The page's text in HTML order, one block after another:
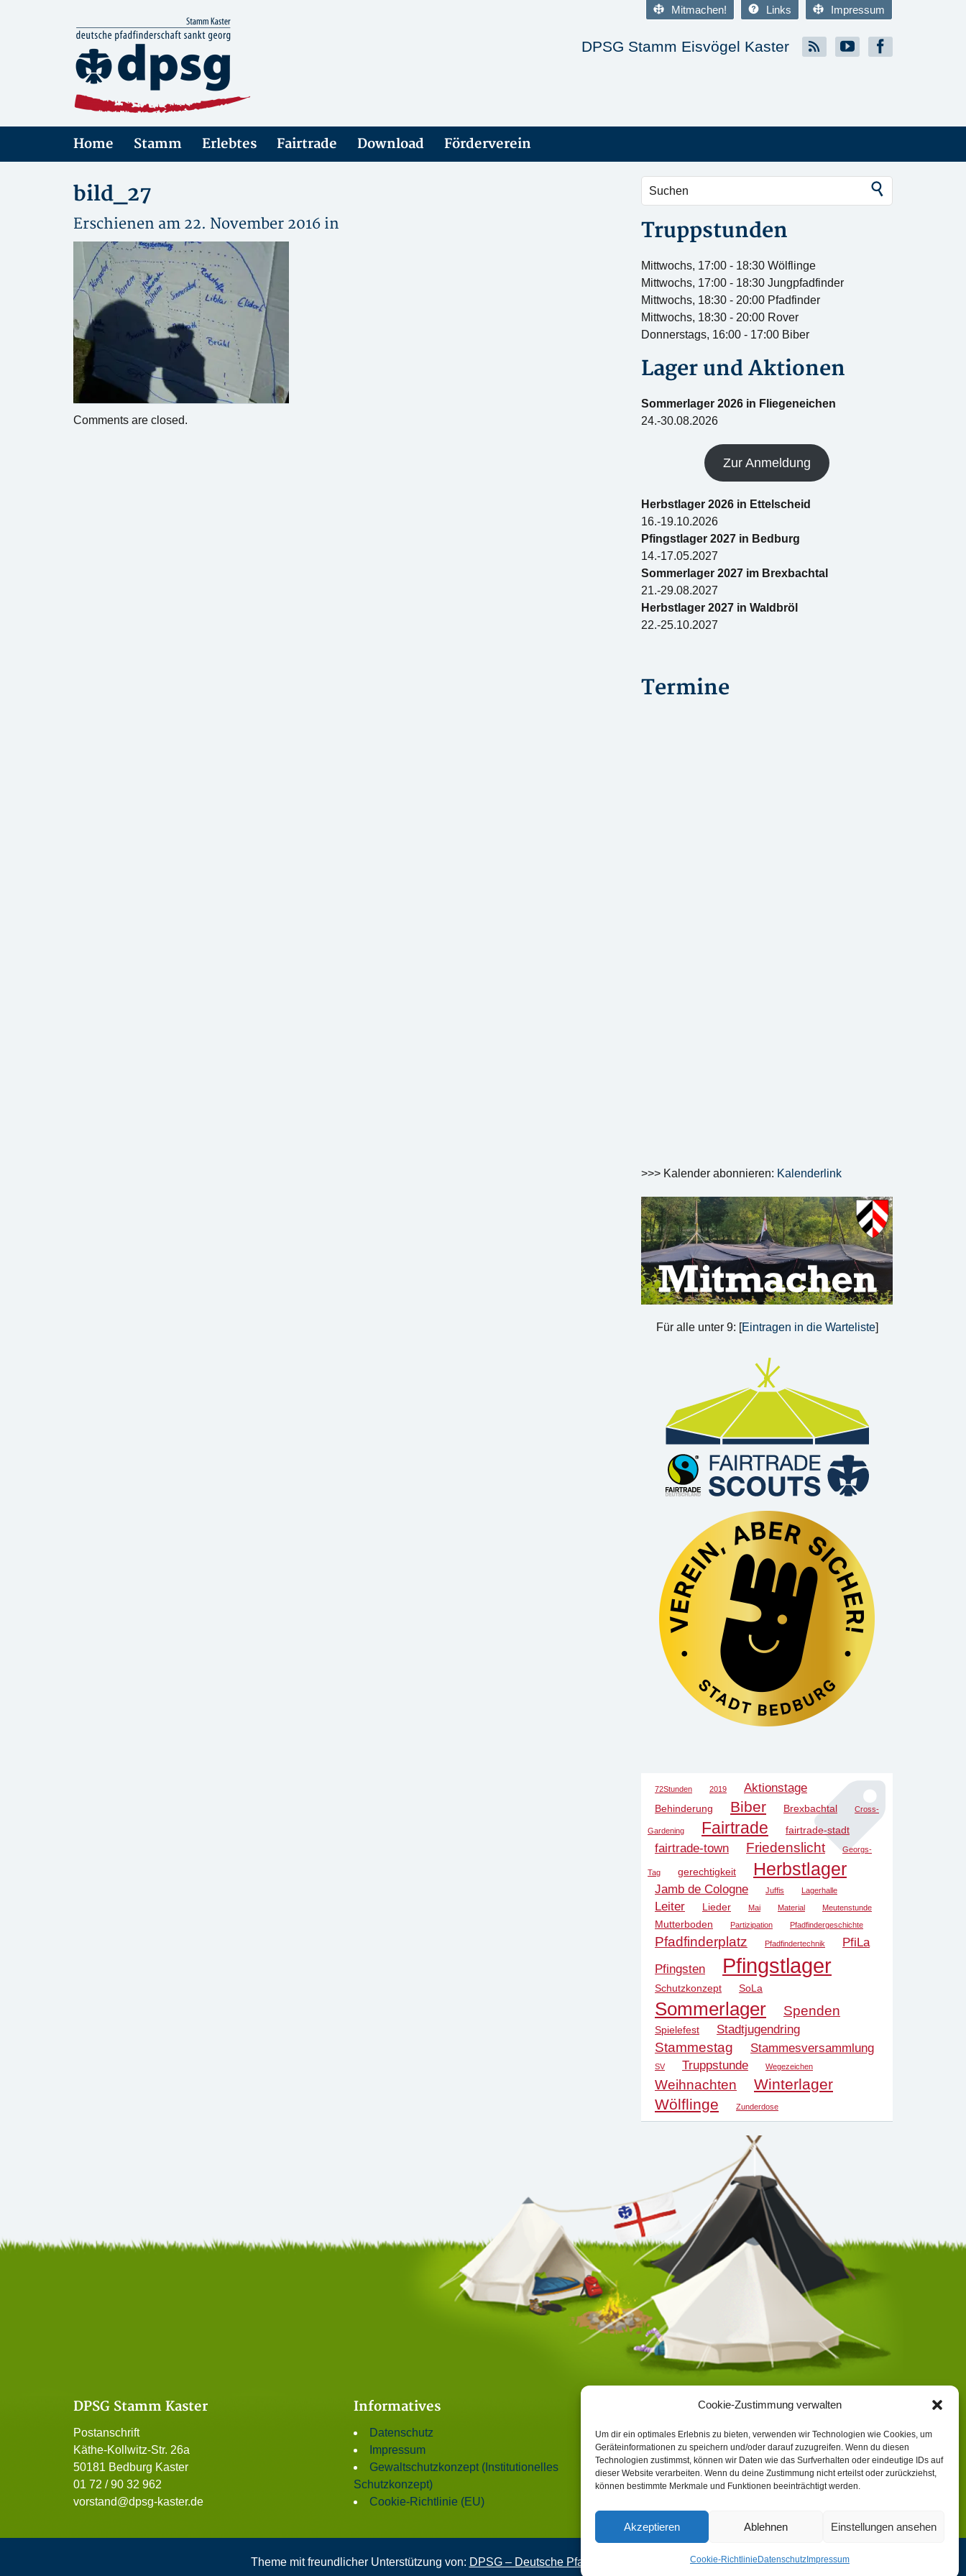
Cookie-Zustimmung verwalten
Um dir ein optimales Erlebnis zu bieten, verwenden wir Technologien wie Cookies, um
Geräteinformationen zu speichern und/oder darauf zuzugreifen. Wenn du diesen
Technologien zustimmst, können wir Daten wie das Surfverhalten oder eindeutige IDs auf
dieser Website verarbeiten. Wenn du deine Zustimmung nicht erteilst oder zurückziehst,
können bestimmte Merkmale und Funktionen beeinträchtigt werden.
Akzeptieren Ablehnen Einstellungen ansehen
Cookie-Richtlinie DatenschutzImpressum
Mitmachen! Links Impressum
DPSG Stamm Eisvögel Kaster
Home Stamm Erlebtes Fairtrade Download Förderverein
bild_27
Erschienen am 22. November 2016 in
Comments are closed.
Truppstunden
Mittwochs, 17:00 - 18:30 Wölflinge
Mittwochs, 17:00 - 18:30 Jungpfadfinder
Mittwochs, 18:30 - 20:00 Pfadfinder
Mittwochs, 18:30 - 20:00 Rover
Donnerstags, 16:00 - 17:00 Biber
Lager und Aktionen
Sommerlager 2026 in Fliegeneichen
24.-30.08.2026
Zur Anmeldung
Herbstlager 2026 in Ettelscheid
16.-19.10.2026
Pfingstlager 2027 in Bedburg
14.-17.05.2027
Sommerlager 2027 im Brexbachtal
21.-29.08.2027
Herbstlager 2027 in Waldbröl
22.-25.10.2027
Termine
>>> Kalender abonnieren: Kalenderlink
Für alle unter 9: [Eintragen in die Warteliste]
72Stunden 2019 Aktionstage
Behinderung Biber Brexbachtal Cross-
Gardening Fairtrade fairtrade-stadt
fairtrade-town Friedenslicht Georgs-
Tag gerechtigkeit Herbstlager
Jamb de Cologne Juffis Lagerhalle
Leiter Lieder Mai Material Meutenstunde
Mutterboden Partizipation Pfadfindergeschichte
Pfadfinderplatz Pfadfindertechnik
PfiLa
Pfingsten
Pfingstlager
Schutzkonzept SoLa
Sommerlager Spenden
Spielefest Stadtjugendring
Stammestag Stammesversammlung
SV Truppstunde Wegezeichen
Weihnachten
Winterlager
Wölflinge
Zunderdose
DPSG Stamm Kaster
Postanschrift
Käthe-Kollwitz-Str. 26a
50181 Bedburg Kaster
01 72 / 90 32 962
vorstand@dpsg-kaster.de
Informatives
Datenschutz
Impressum
Gewaltschutzkonzept (Institutionelles
Schutzkonzept)
Cookie-Richtlinie (EU)
Theme mit freundlicher Unterstützung von: DPSG – Deutsche Pfadfinderschaft Sankt Georg